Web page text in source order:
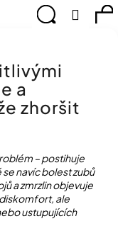
Hledat
a
zhoršit
– postihuje
navíc bolest zubů
a zmrzlin objevuje
ale
ustupujících